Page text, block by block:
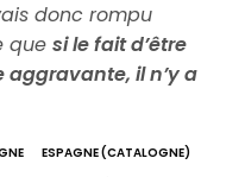
donc rompu
quesi le fait d’être
il n’y a
ESPAGNE (CATALOGNE)